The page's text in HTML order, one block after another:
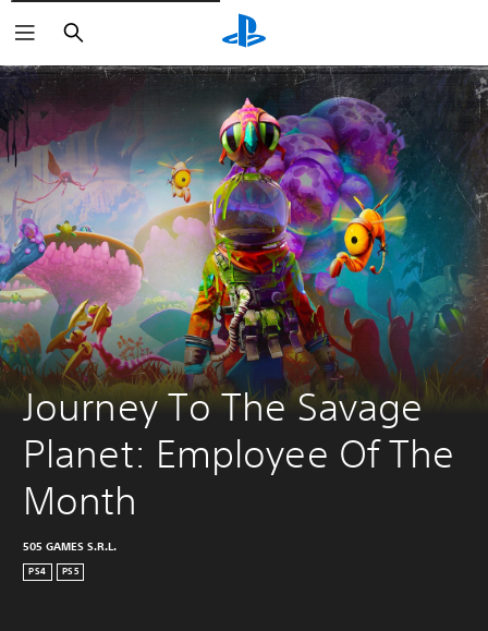
Zoeken
Journey To The Savage
Planet: Employee Of The
Month
505 GAMES S.R.L.
PS4 PS5